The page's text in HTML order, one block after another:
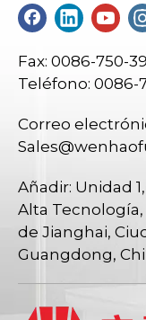
Fax: 0086-750-
Teléfono: 0086-
Correo
Añadir: Unidad
Alta Tecnología,
de Jianghai,
Guangdong,